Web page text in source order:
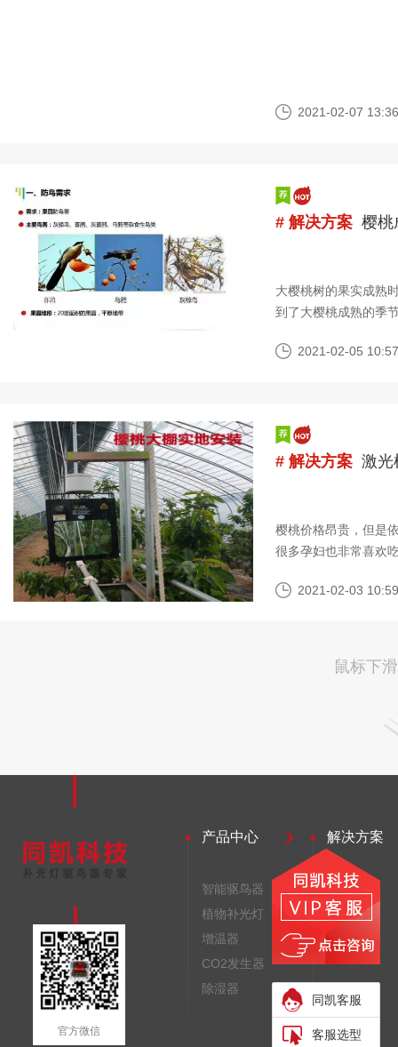
2021-02-07
# 解决方案 樱桃
大樱桃树的果实成熟
到了大樱桃成熟的季
2021-02-05
# 解决方案 激光
樱桃价格昂贵，但是
很多孕妇也非常喜欢
2021-02-03
鼠标下
官方微信
产品中心
智能驱鸟器
植物补光灯
增温器
CO2发生器
除湿器
解决方案
驱鸟器
补光灯
增温器
同凯客服
客服选型